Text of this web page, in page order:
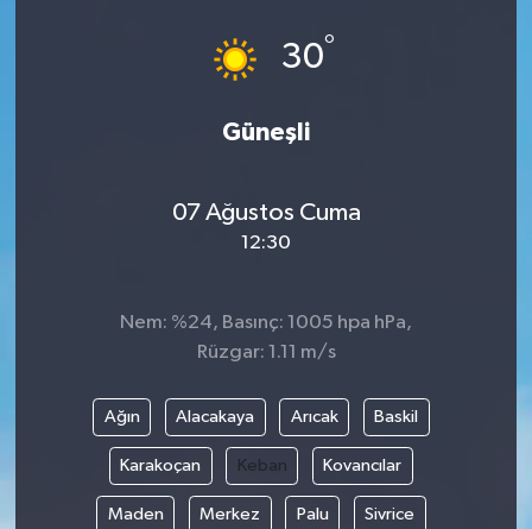
30°
Güneşli
07 Ağustos Cuma
12:30
Nem: %24, Basınç: 1005 hpa hPa,
Rüzgar: 1.11 m/s
Ağın Alacakaya Arıcak Baskil
Karakoçan Keban Kovancılar
Maden Merkez Palu Sivrice